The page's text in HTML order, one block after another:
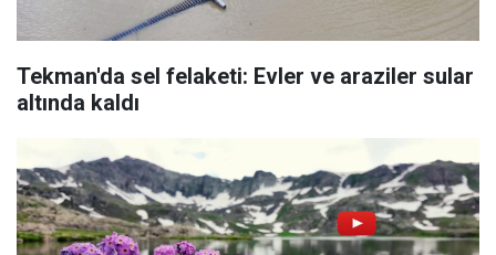
Tekman'da sel felaketi: Evler ve araziler sular
altında kaldı